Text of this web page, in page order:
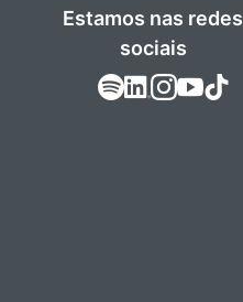
Estamos nas redes
sociais